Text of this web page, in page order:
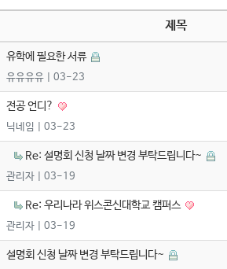
제목
유학에 필요한 서류
유유유유 | 03-23
전공 언디?
닉네임 | 03-23
Re: 설명회 신청 날짜 변경 부탁드립니다~
관리자 | 03-19
Re: 우리나라 위스콘신대학교 캠퍼스
관리자 | 03-19
설명회 신청 날짜 변경 부탁드립니다~